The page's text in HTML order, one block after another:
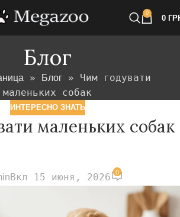
0
0
Блог
» Блог » Чим годувати
маленьких собак
ИНТЕРЕСНО ЗНАТЬ
маленьких собак
Вкл 15 июня, 2026 0